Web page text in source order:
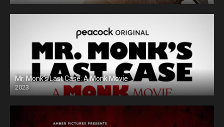
Mr. Monk’s Last Case: A Monk Movie
2023